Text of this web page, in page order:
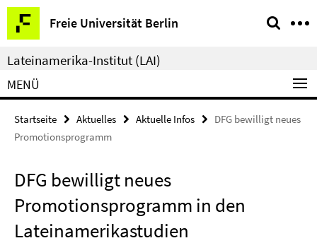
Springe
direkt
zu
Inhalt
Freie Universität Berlin
Service-
Navigation
Lateinamerika-Institut (LAI)
MENÜ
Startseite Aktuelles Aktuelle Infos
DFG bewilligt neues
Promotionsprogramm
DFG bewilligt neues
Promotionsprogramm in den
Lateinamerikastudien